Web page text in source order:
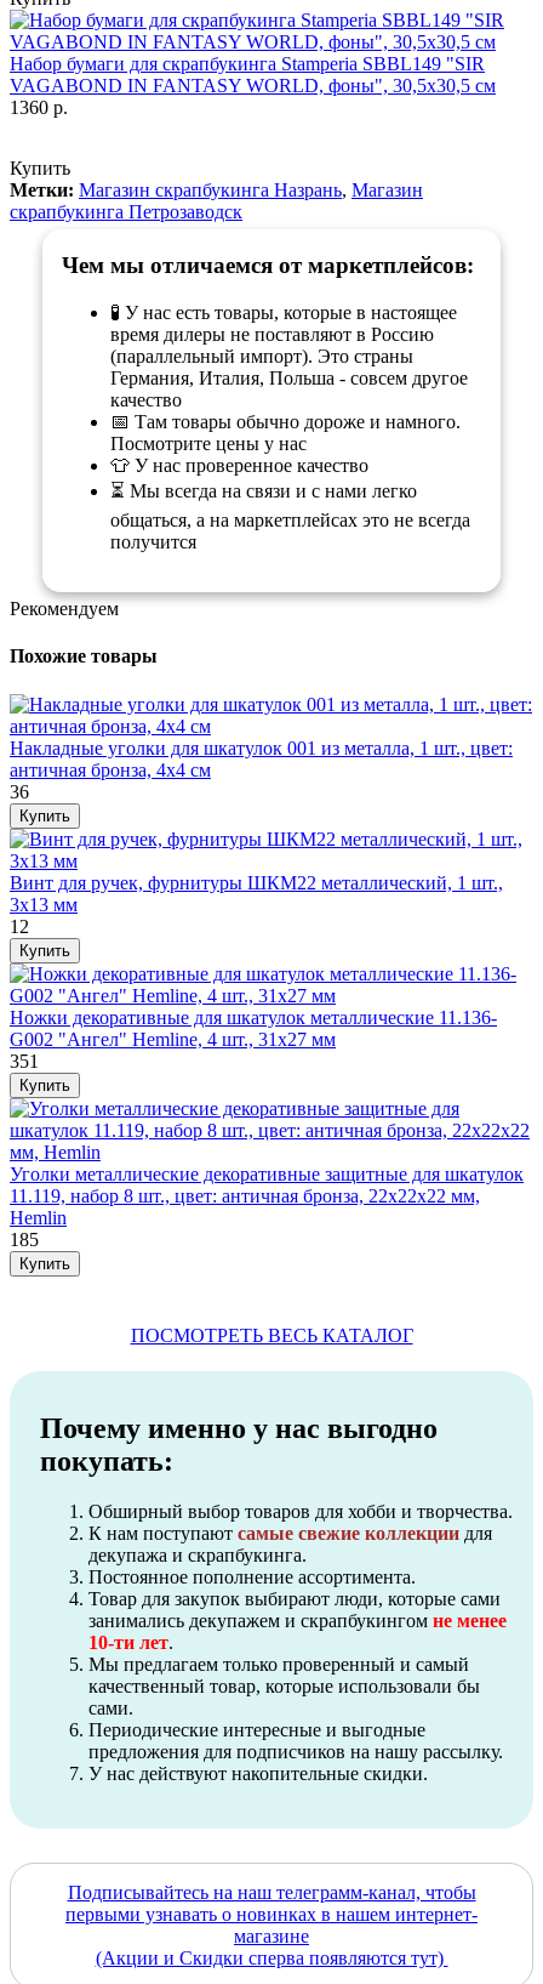
Набор бумаги для скрапбукинга Stamperia SBBL149 "SIR
VAGABOND IN FANTASY WORLD, фоны", 30,5х30,5 см
1360 р.
Купить
Метки: Магазин скрапбукинга Назрань, Магазин
скрапбукинга Петрозаводск
Чем мы отличаемся от маркетплейсов:
🧪 У нас есть товары, которые в настоящее
время дилеры не поставляют в Россию
(параллельный импорт). Это страны
Германия, Италия, Польша - совсем другое
качество
📅 Там товары обычно дороже и намного.
Посмотрите цены у нас
👕 У нас проверенное качество
⏳ Мы всегда на связи и с нами легко
общаться, а на маркетплейсах это не всегда
получится
Рекомендуем
Похожие товары
Накладные уголки для шкатулок 001 из металла, 1 шт., цвет:
античная бронза, 4х4 см
36
Винт для ручек, фурнитуры ШКМ22 металлический, 1 шт.,
3х13 мм
12
Ножки декоративные для шкатулок металлические 11.136-
G002 "Ангел" Hemline, 4 шт., 31х27 мм
351
Уголки металлические декоративные защитные для шкатулок
11.119, набор 8 шт., цвет: античная бронза, 22х22х22 мм,
Hemlin
185
ПОСМОТРЕТЬ ВЕСЬ КАТАЛОГ
Почему именно у нас выгодно
покупать:
Обширный выбор товаров для хобби и творчества.
К нам поступают самые свежие коллекции для
декупажа и скрапбукинга.
Постоянное пополнение ассортимента.
Товар для закупок выбирают люди, которые сами
занимались декупажем и скрапбукингом не менее
10-ти лет.
Мы предлагаем только проверенный и самый
качественный товар, которые использовали бы
сами.
Периодические интересные и выгодные
предложения для подписчиков на нашу рассылку.
У нас действуют накопительные скидки.
Подписывайтесь на наш телеграмм-канал, чтобы
первыми узнавать о новинках в нашем интернет-
магазине
(Акции и Скидки сперва появляются тут)